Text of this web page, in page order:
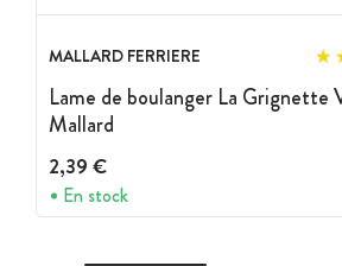
MALLARD FERRIERE
Lame de boulanger La Grignette
Mallard
2,39 €
En stock